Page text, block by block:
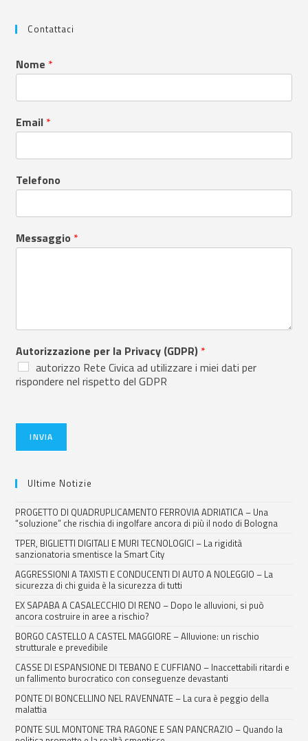
Contattaci
Nome *
Email *
Telefono
Messaggio *
Autorizzazione per la Privacy (GDPR) *
autorizzo Rete Civica ad utilizzare i miei dati per
rispondere nel rispetto del GDPR
INVIA
Ultime Notizie
PROGETTO DI QUADRUPLICAMENTO FERROVIA ADRIATICA – Una
“soluzione” che rischia di ingolfare ancora di più il nodo di Bologna
TPER, BIGLIETTI DIGITALI E MURI TECNOLOGICI – La rigidità
sanzionatoria smentisce la Smart City
AGGRESSIONI A TAXISTI E CONDUCENTI DI AUTO A NOLEGGIO – La
sicurezza di chi guida è la sicurezza di tutti
EX SAPABA A CASALECCHIO DI RENO – Dopo le alluvioni, si può
ancora costruire in aree a rischio?
BORGO CASTELLO A CASTEL MAGGIORE – Alluvione: un rischio
strutturale e prevedibile
CASSE DI ESPANSIONE DI TEBANO E CUFFIANO – Inaccettabili ritardi e
un fallimento burocratico con conseguenze devastanti
PONTE DI BONCELLINO NEL RAVENNATE – La cura è peggio della
malattia
PONTE SUL MONTONE TRA RAGONE E SAN PANCRAZIO – Quando la